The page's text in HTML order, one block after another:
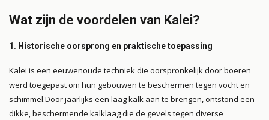
Wat zijn de voordelen van Kalei?
1. Historische oorsprong en praktische toepassing
Kalei is een eeuwenoude techniek die oorspronkelijk door boeren
werd toegepast om hun gebouwen te beschermen tegen vocht en
schimmel.Door jaarlijks een laag kalk aan te brengen, ontstond een
dikke, beschermende kalklaag die de gevels tegen diverse